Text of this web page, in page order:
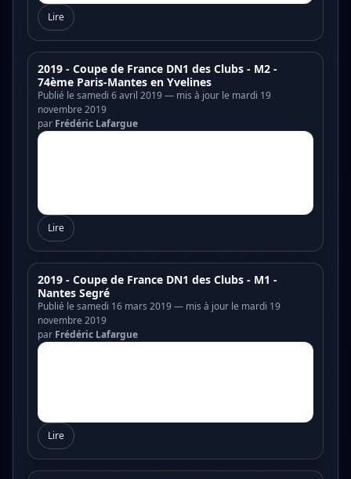
Lire
2019 - Coupe de France DN1 des Clubs - M2 -
74ème Paris-Mantes en Yvelines
Publié le samedi 6 avril 2019 — mis à jour le mardi 19
novembre 2019
par Frédéric Lafargue
Lire
2019 - Coupe de France DN1 des Clubs - M1 -
Nantes Segré
Publié le samedi 16 mars 2019 — mis à jour le mardi 19
novembre 2019
par Frédéric Lafargue
Lire